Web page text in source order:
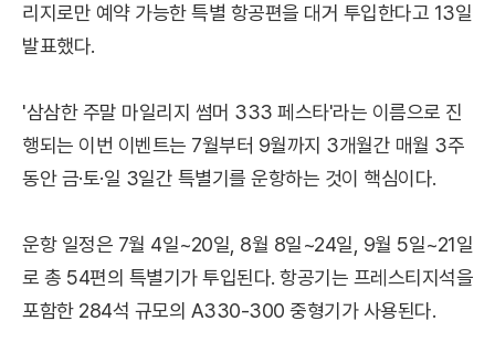
리지로만 예약 가능한 특별 항공편을 대거 투입한다고 13일
발표했다.
'삼삼한 주말 마일리지 썸머 333 페스타'라는 이름으로 진
행되는 이번 이벤트는 7월부터 9월까지 3개월간 매월 3주
동안 금·토·일 3일간 특별기를 운항하는 것이 핵심이다.
운항 일정은 7월 4일~20일, 8월 8일~24일, 9월 5일~21일
로 총 54편의 특별기가 투입된다. 항공기는 프레스티지석을
포함한 284석 규모의 A330-300 중형기가 사용된다.